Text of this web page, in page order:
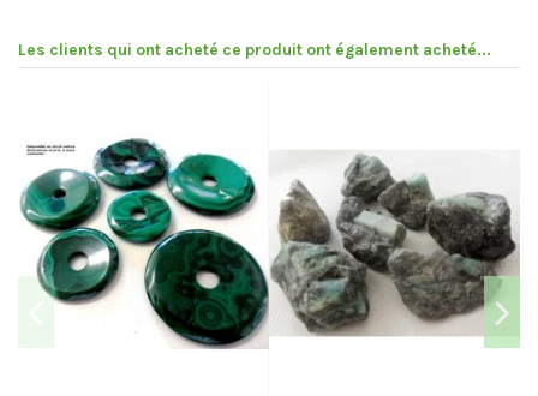
Les clients qui ont acheté ce produit ont également acheté...